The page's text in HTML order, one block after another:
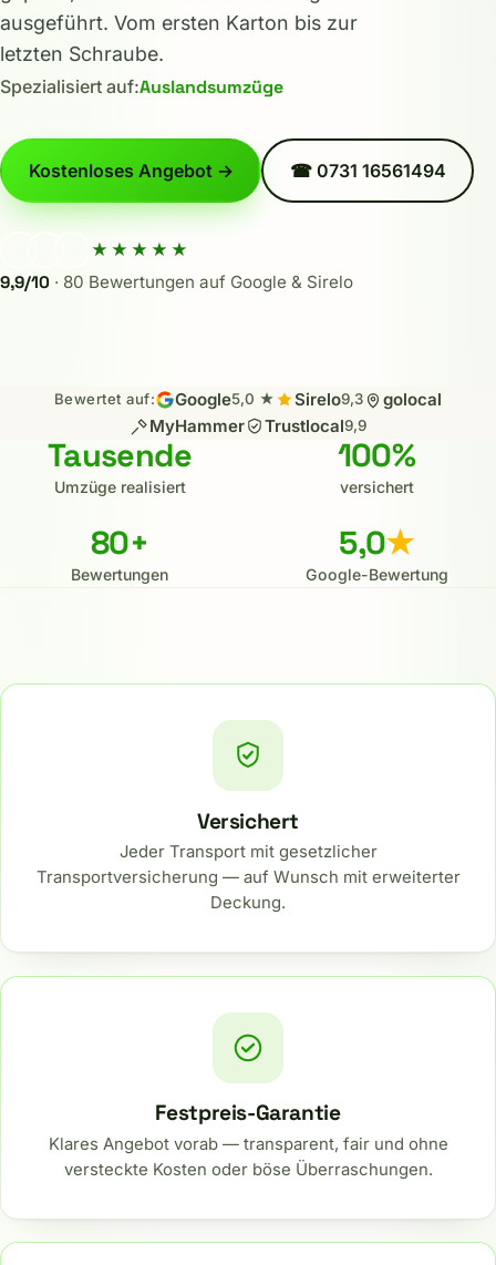
ausgeführt. Vom ersten Karton bis zur
letzten Schraube.
Spezialisiert auf:Entrümpelung
Kostenloses Angebot → ☎ 0731 16561494
★★★★★
9,9/10 · 80 Bewertungen auf Google & Sirelo
Bewertet auf: Google5,0 ★ Sirelo9,3
golocal
MyHammer
Trustlocal9,9
Tausende
Umzüge realisiert
100%
versichert
80+
Bewertungen
5,0★
Google-Bewertung
Ihre Vorteile auf einen Blick
Versichert
Jeder Transport mit gesetzlicher
Transportversicherung — auf Wunsch mit erweiterter
Deckung.
Festpreis-Garantie
Klares Angebot vorab — transparent, fair und ohne
versteckte Kosten oder böse Überraschungen.